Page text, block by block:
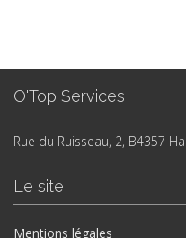
O'Top Services
Rue du Ruisseau, 2, B4357
Le site
Mentions légales